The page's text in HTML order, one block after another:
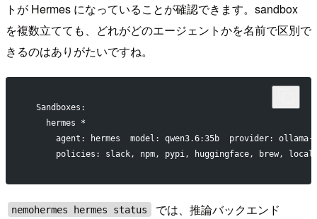
トが Hermes になっていることが確認できます。sandbox
を複数立てても、どれがどのエージェントかを名前で区別で
きるのはありがたいですね。
  Sandboxes:
    hermes *
agent: hermes  model: qwen3.6:35b  provider: ollama-
policies: slack, npm, pypi, huggingface, brew,
nemohermes hermes status
では、推論バックエンド